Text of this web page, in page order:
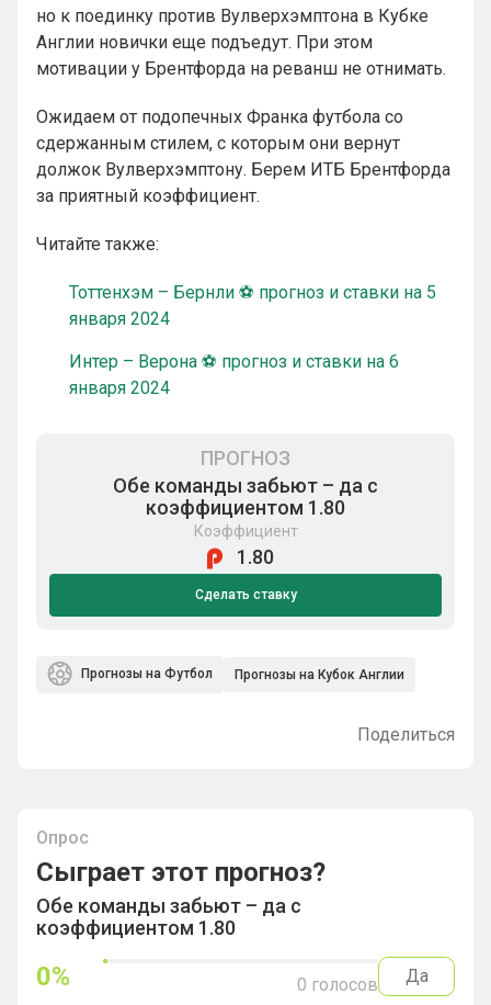
но к поединку против Вулверхэмптона в Кубке
Англии новички еще подъедут. При этом
мотивации у Брентфорда на реванш не отнимать.
Ожидаем от подопечных Франка футбола со
сдержанным стилем, с которым они вернут
должок Вулверхэмптону. Берем ИТБ Брентфорда
за приятный коэффициент.
Читайте также:
Тоттенхэм – Бернли ⚽ прогноз и ставки на 5
января 2024
Интер – Верона ⚽ прогноз и ставки на 6
января 2024
ПРОГНОЗ
Обе команды забьют – да с
коэффициентом 1.80
Коэффициент
1.80
Сделать ставку
Прогнозы на Футбол Прогнозы на Кубок Англии
Поделиться
Опрос
Сыграет этот прогноз?
Обе команды забьют – да с
коэффициентом 1.80
0% 0 голосов Да